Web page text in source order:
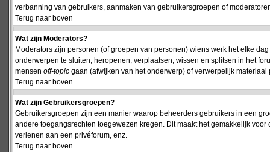
verbanning van gebruikers, aanmaken van gebruikersgroepen of
Terug naar boven
Wat zijn Moderators?
Moderators zijn personen (of groepen van personen) wiens werk het elke
onderwerpen te sluiten, heropenen, verplaatsen, wissen en splitsen in het
mensen off-topic gaan (afwijken van het onderwerp) of verwerpelijk materiaal
Terug naar boven
Wat zijn Gebruikersgroepen?
Gebruikersgroepen zijn een manier waarop beheerders gebruikers in een
andere toegangsrechten toegewezen kregen. Dit maakt het gemakkelijk
verlenen aan een privéforum, enz.
Terug naar boven